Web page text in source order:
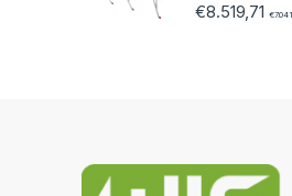
€8.519,71 €